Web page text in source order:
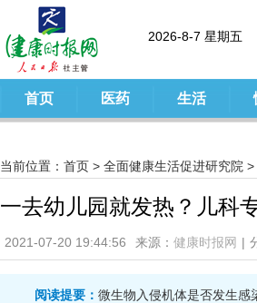
2026-8-7 星期五
首页 医药 生活
当前位置： 首页 > 全面健康生活促进研究院 >
一去幼儿园就发热？儿科
2021-07-20 19:44:56 来源： 健康时报网 |
阅读提要： 微生物入侵机体是否发生感